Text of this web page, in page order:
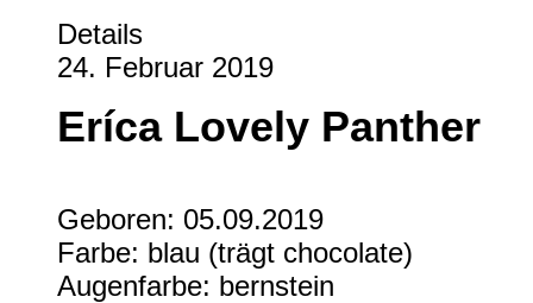
Details
24. Februar 2019
Eríca Lovely Panther
Geboren: 05.09.2019
Farbe: blau (trägt chocolate)
Augenfarbe: bernstein